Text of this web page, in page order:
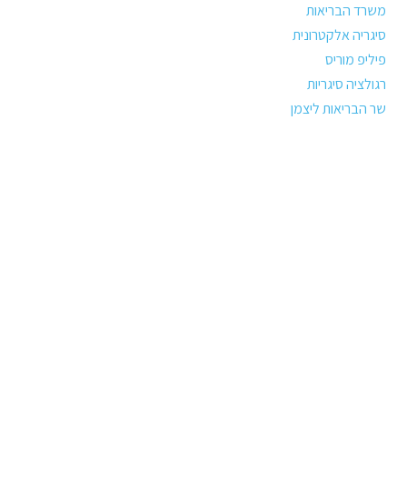
משרד הבריאות
סיגריה אלקטרונית
פיליפ מוריס
רגולציה סיגריות
שר הבריאות ליצמן